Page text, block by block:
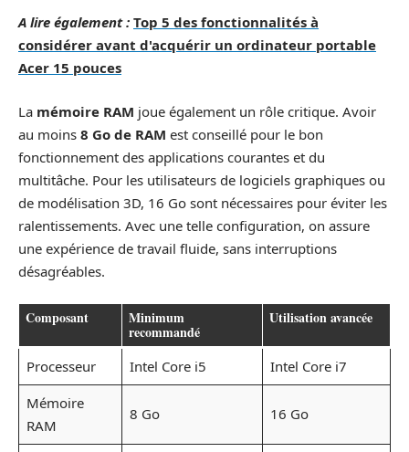
A lire également : Top 5 des fonctionnalités à
considérer avant d'acquérir un ordinateur portable
Acer 15 pouces
La mémoire RAM joue également un rôle critique. Avoir
au moins 8 Go de RAM est conseillé pour le bon
fonctionnement des applications courantes et du
multitâche. Pour les utilisateurs de logiciels graphiques ou
de modélisation 3D, 16 Go sont nécessaires pour éviter les
ralentissements. Avec une telle configuration, on assure
une expérience de travail fluide, sans interruptions
désagréables.
Composant Minimum
recommandé
Utilisation avancée
Processeur Intel Core i5
Intel Core i7
Mémoire
RAM
8 Go 16 Go